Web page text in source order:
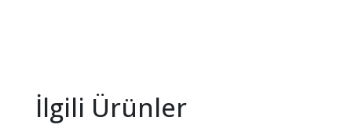
İlgili Ürünler